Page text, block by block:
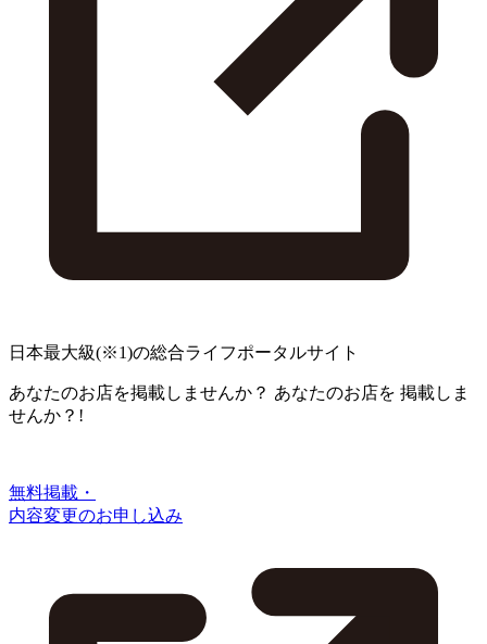
日本最大級(※1)の総合ライフポータルサイト
あなたのお店を掲載しませんか？ あなたのお店を 掲載しま
せんか？!
無料掲載・
内容変更のお申し込み